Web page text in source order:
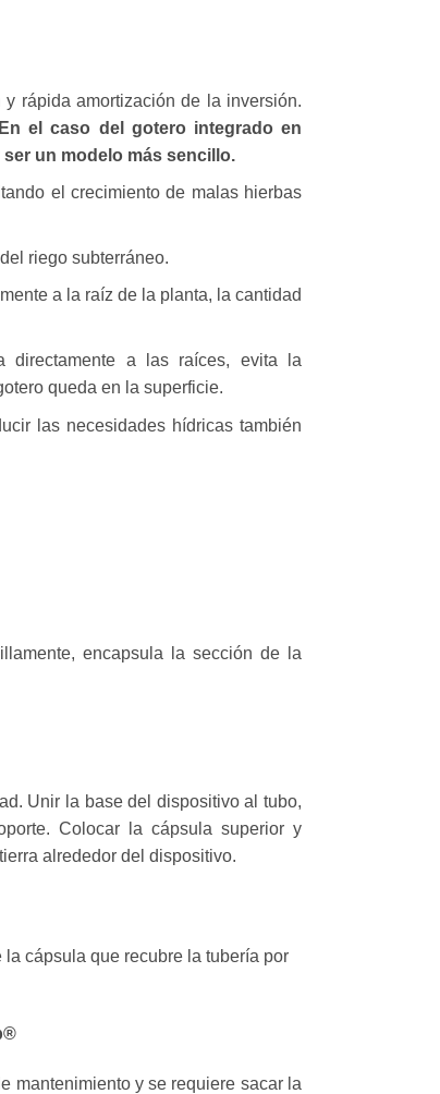
rápida amortización de la inversión.
En el caso del gotero integrado en
un modelo más sencillo.
el crecimiento de malas hierbas
riego subterráneo.
a la raíz de la planta, la cantidad
directamente a las raíces, evita la
queda en la superficie.
las necesidades hídricas también
encapsula la sección de la
Unir la base del dispositivo al tubo,
Colocar la cápsula superior y
alrededor del dispositivo.
cápsula que recubre la tubería por
mantenimiento y se requiere sacar la